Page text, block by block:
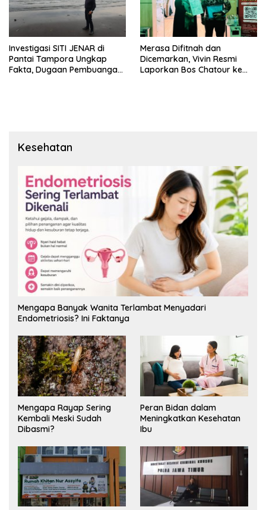
Investigasi SITI JENAR di
Pantai Tampora Ungkap
Fakta, Dugaan Pembuangan
Merasa Difitnah dan
Dicemarkan, Vivin Resmi
Laporkan Bos Chatour ke
Kesehatan
Mengapa Banyak Wanita Terlambat Menyadari
Endometriosis? Ini Faktanya
Mengapa Rayap Sering
Kembali Meski Sudah
Dibasmi?
Peran Bidan dalam
Meningkatkan Kesehatan
Ibu